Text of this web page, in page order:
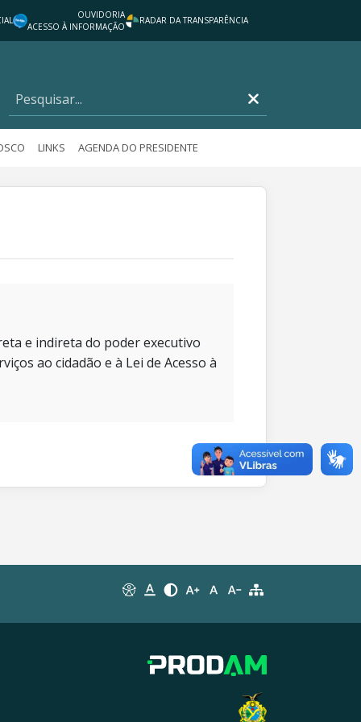
OUVIDORIA
ACESSO À INFORMAÇÃO
RADAR DA TRANSPARÊNCIA
LINKS AGENDA DO PRESIDENTE
e indireta do poder executivo
ao cidadão e à Lei de Acesso à